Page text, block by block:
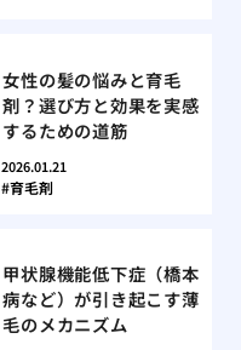
女性の髪の悩みと育毛
剤？選び方と効果を実感
するための道筋
2026.01.21
育毛剤
甲状腺機能低下症（橋本
病など）が引き起こす薄
毛のメカニズム